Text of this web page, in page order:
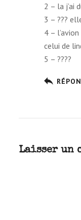
2 – la j’ai
3 – ???
4 –
celui de
5 – ????
Laisser un